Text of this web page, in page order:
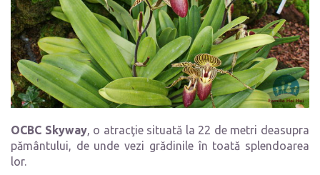
OCBC Skyway, o atracţie situată la 22 de metri deasupra
pământului, de unde vezi grădinile în toată splendoarea
lor.